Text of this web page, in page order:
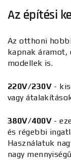
Az építési
Az otthoni
kapnak áramot,
modellek is.
220V/230V-
vagy
380V/400V-
és régebbi
Használatuk
nagy